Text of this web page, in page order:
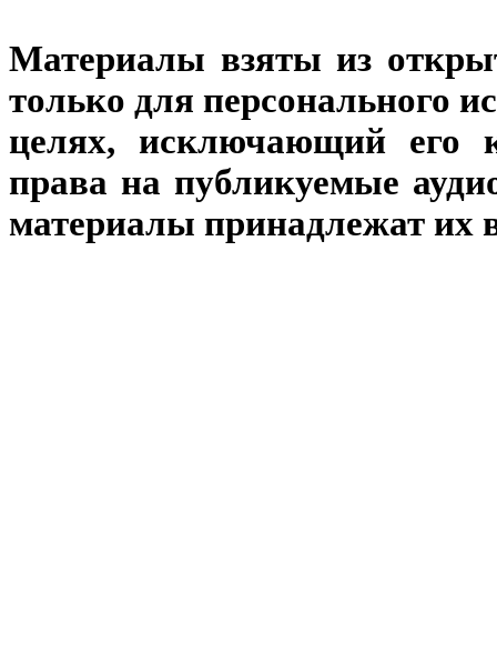
Материалы взяты из
только для персонального
целях, исключающий его
права на публикуемые
материалы принадлежат их